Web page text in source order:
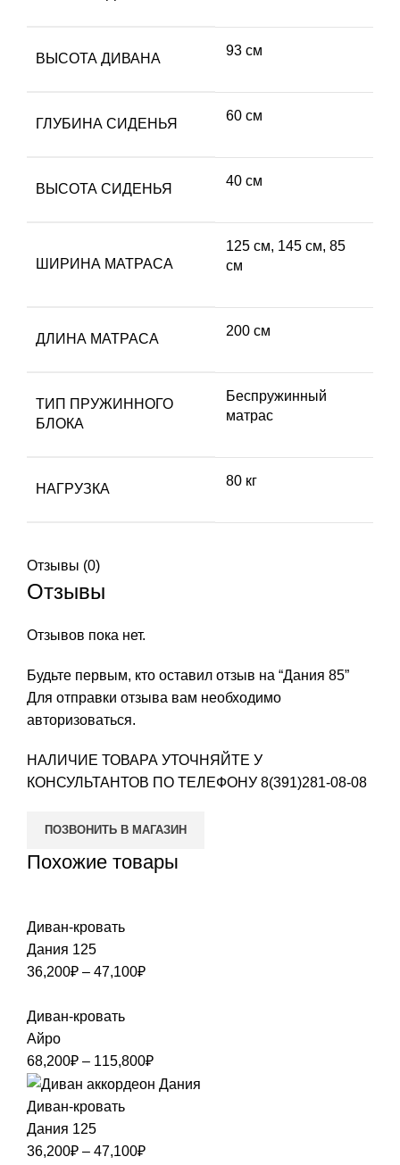
ВЫСОТА ДИВАНА
93 см
ГЛУБИНА СИДЕНЬЯ
60 см
ВЫСОТА СИДЕНЬЯ
40 см
ШИРИНА МАТРАСА
125 см, 145 см, 85
см
ДЛИНА МАТРАСА
200 см
ТИП ПРУЖИННОГО
БЛОКА
Беспружинный
матрас
НАГРУЗКА
80 кг
Отзывы (0)
Отзывы
Отзывов пока нет.
Будьте первым, кто оставил отзыв на “Дания 85”
Для отправки отзыва вам необходимо
авторизоваться.
НАЛИЧИЕ ТОВАРА УТОЧНЯЙТЕ У
КОНСУЛЬТАНТОВ ПО ТЕЛЕФОНУ 8(391)281-08-08
ПОЗВОНИТЬ В МАГАЗИН
Похожие товары
Диван-кровать
Дания 125
36,200₽ – 47,100₽
Диван-кровать
Айро
68,200₽ – 115,800₽
Диван-кровать
Дания 125
36,200₽ – 47,100₽